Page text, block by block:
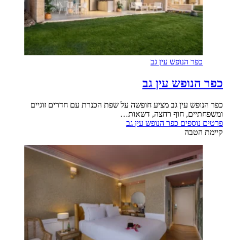
כפר הנופש עין גב
כפר הנופש עין גב
כפר הנופש עין גב מציע חופשה על שפת הכנרת עם חדרים זוגיים
ומשפחתיים, חוף רחצה, דשאות…
פרטים נוספים כפר הנופש עין גב
קיימת הטבה